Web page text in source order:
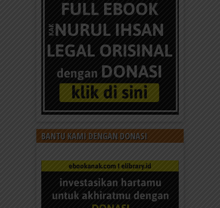
BANTU KAMI DENGAN DONASI